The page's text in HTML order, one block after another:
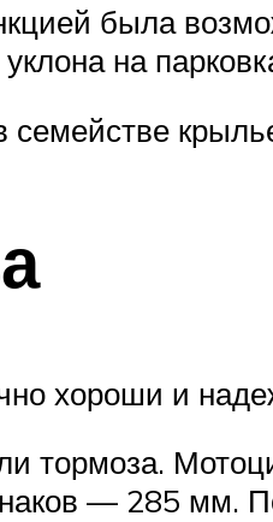
была
на
семействе
хороши и
тормоза.
— 285 мм.